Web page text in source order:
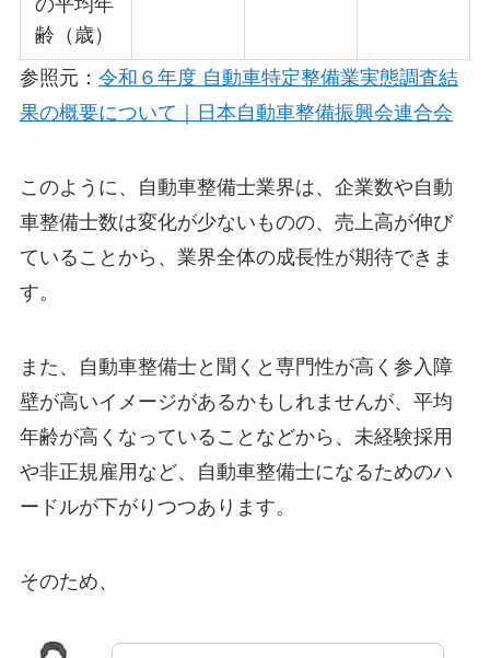
の平均年
齢（歳）
参照元： 令和６年度 自動車特定整備業実態調査結
果の概要について｜日本自動車整備振興会連合会
このように、自動車整備士業界は、企業数や自動
車整備士数は変化が少ないものの、売上高が伸び
ていることから、業界全体の成長性が期待できま
す。
また、自動車整備士と聞くと専門性が高く参入障
壁が高いイメージがあるかもしれませんが、平均
年齢が高くなっていることなどから、未経験採用
や非正規雇用など、自動車整備士になるためのハ
ードルが下がりつつあります。
そのため、